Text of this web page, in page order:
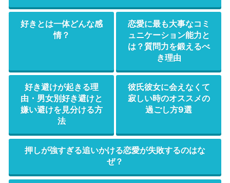
好きとは一体どんな感
情？
恋愛に最も大事なコミ
ュニケーション能力と
は？質問力を鍛えるべ
き理由
好き避けが起きる理
由・男女別好き避けと
嫌い避けを見分ける方
法
彼氏彼女に会えなくて
寂しい時のオススメの
過ごし方9選
押しが強すぎる追いかける恋愛が失敗するのはな
ぜ？